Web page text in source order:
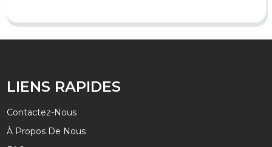
LIENS RAPIDES
Contactez-Nous
À Propos De Nous